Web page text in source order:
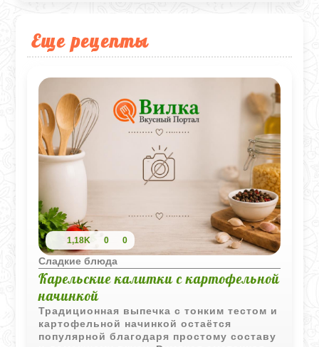
Еще рецепты
1,18K 0 0
Сладкие блюда
Карельские калитки с картофельной
начинкой
Традиционная выпечка с тонким тестом и
картофельной начинкой остаётся
популярной благодаря простому составу